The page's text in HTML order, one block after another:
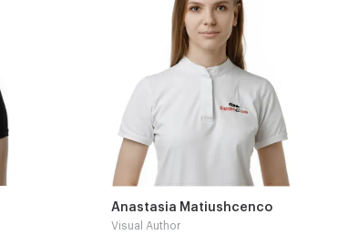
Anastasia Matiushcenco
Visual Author